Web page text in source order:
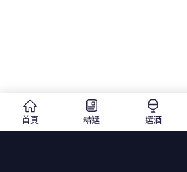
首頁 精選 選酒